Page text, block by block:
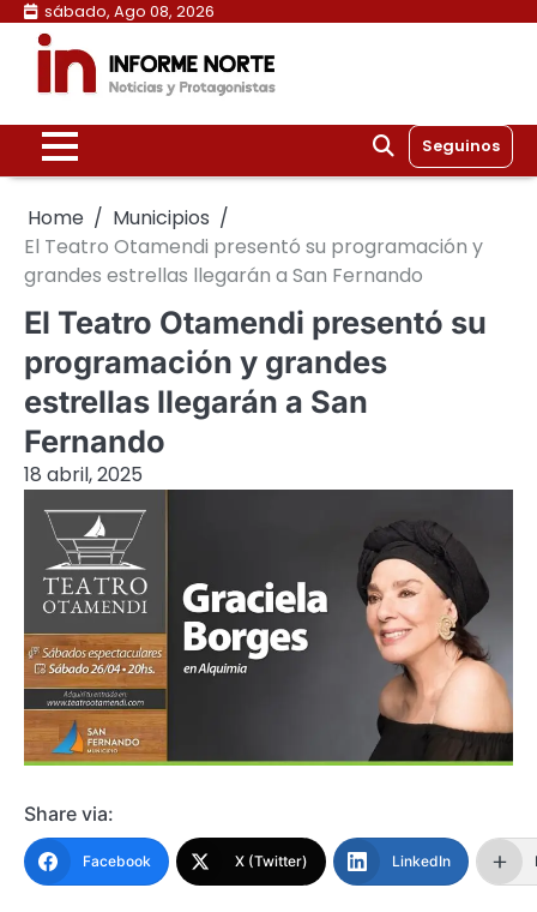
Skip
content
sábado, Ago 08, 2026
Seguinos
Home
Municipios
El Teatro Otamendi presentó su programación y
grandes estrellas llegarán a San Fernando
El Teatro Otamendi presentó su
programación y grandes
estrellas llegarán a San
Fernando
18 abril, 2025
Share via:
Facebook X (Twitter) LinkedIn